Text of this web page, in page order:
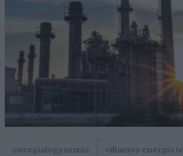
energiafogyasztás
villamos energia